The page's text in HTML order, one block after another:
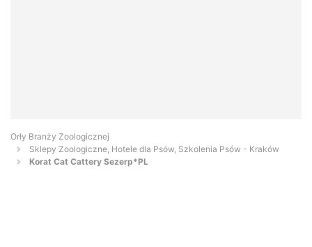
Orły Branży Zoologicznej
Sklepy Zoologiczne, Hotele dla Psów, Szkolenia Psów - Kraków
Korat Cat Cattery Sezerp*PL